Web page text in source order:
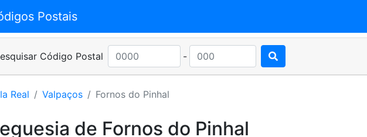
Postais
Código Postal -
Real Valpaços Fornos do Pinhal
de Fornos do Pinhal